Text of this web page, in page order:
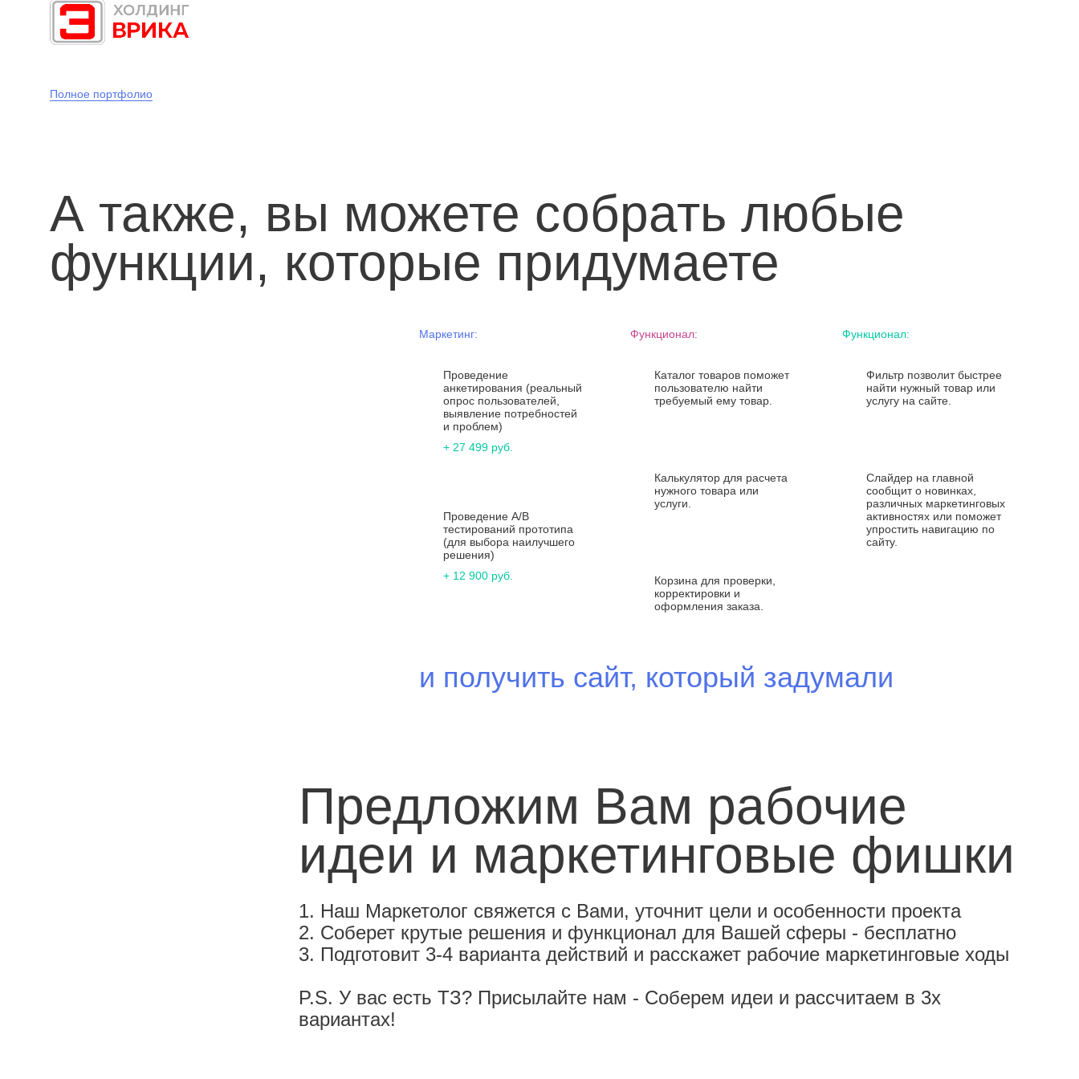
Полное портфолио
А также, вы можете собрать любые
функции, которые придумаете
Маркетинг:
Проведение
анкетирования (реальный
опрос пользователей,
выявление потребностей
и проблем)
+ 27 499 руб.
Проведение A/B
тестирований прототипа
(для выбора наилучшего
решения)
+ 12 900 руб.
Функционал:
Каталог товаров поможет
пользователю найти
требуемый ему товар.
Калькулятор для расчета
нужного товара или
услуги.
Корзина для проверки,
корректировки и
оформления заказа.
Функционал:
Фильтр позволит быстрее
найти нужный товар или
услугу на сайте.
Слайдер на главной
сообщит о новинках,
различных маркетинговых
активностях или поможет
упростить навигацию по
сайту.
и получить сайт, который задумали
Предложим Вам рабочие
идеи и маркетинговые фишки
1. Наш Маркетолог свяжется с Вами, уточнит цели и особенности проекта
2. Соберет крутые решения и функционал для Вашей сферы - бесплатно
3. Подготовит 3-4 варианта действий и расскажет рабочие маркетинговые ходы
P.S. У вас есть ТЗ? Присылайте нам - Соберем идеи и рассчитаем в 3х
вариантах!